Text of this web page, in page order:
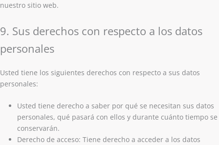
nuestro sitio web.
9. Sus derechos con respecto a los datos
personales
Usted tiene los siguientes derechos con respecto a sus datos
personales:
Usted tiene derecho a saber por qué se necesitan sus datos
personales, qué pasará con ellos y durante cuánto tiempo se
conservarán.
Derecho de acceso: Tiene derecho a acceder a los datos